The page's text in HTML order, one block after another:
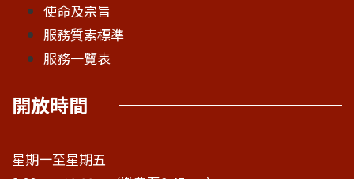
使命及宗旨
服務質素標準
服務一覽表
開放時間
星期一至星期五